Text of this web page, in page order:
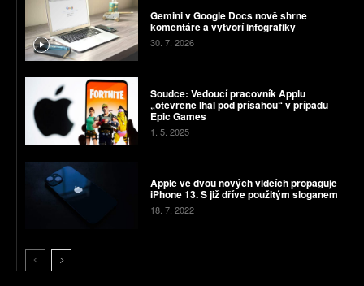
Gemini v Google Docs nově shrne
komentáře a vytvoří infografiky
30. 7. 2026
Soudce: Vedoucí pracovník Applu
„otevřeně lhal pod přísahou“ v případu
Epic Games
1. 5. 2025
Apple ve dvou nových videích propaguje
iPhone 13. S již dříve použitým sloganem
18. 7. 2022